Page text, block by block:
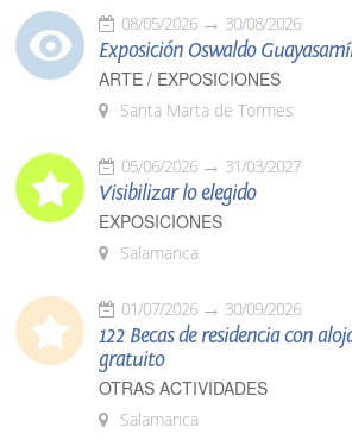
08/05/2026 30/08/2026
Exposición Oswaldo
ARTE / EXPOSICIONES
Santa Marta de Tormes
05/06/2026 31/03/2027
Visibilizar lo elegido
EXPOSICIONES
Salamanca
01/07/2026 30/09/2026
122 Becas de residencia con
gratuito
OTRAS ACTIVIDADES
Salamanca